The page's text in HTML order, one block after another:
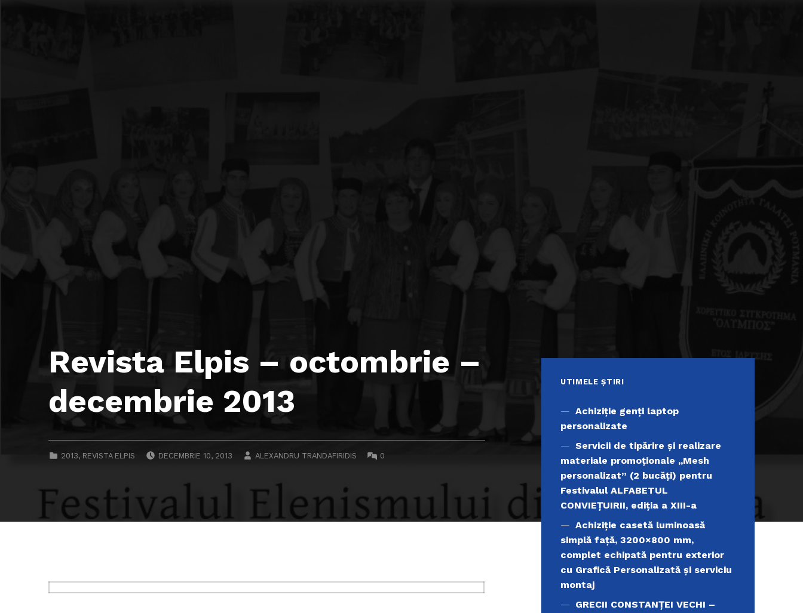
Revista Elpis – octombrie –
decembrie 2013
CATEGORIZED IN:
2013, REVISTA ELPIS DECEMBRIE 10, 2013 ALEXANDRU TRANDAFIRIDIS 0
UTIMELE ȘTIRI
Achiziţie genți laptop
personalizate
Servicii de tipărire şi realizare
materiale promoţionale ,,Mesh
personalizat” (2 bucăți) pentru
Festivalul ALFABETUL
CONVIEŢUIRII, ediţia a XIII-a
Achiziție casetă luminoasă
simplă față, 3200×800 mm,
complet echipată pentru exterior
cu Grafică Personalizată și serviciu
montaj
GRECII CONSTANȚEI VECHI –